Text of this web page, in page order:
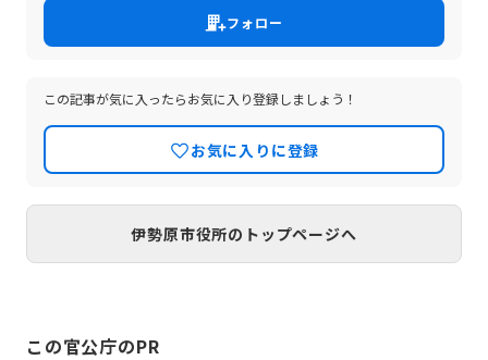
首都圏の近郊都市として恵まれた自然と温暖な気候の中で商業・工
業・農業などがバランスよく発展している都市です。人口は約10万
2,000人。「新東名高速道路」や「国道246号バイパス」などの広域
しています。
フォロー
この記事が気に入ったらお気に入り登録しましょう！
お気に入りに登録
伊勢原市役所のトップページへ
この官公庁のPR